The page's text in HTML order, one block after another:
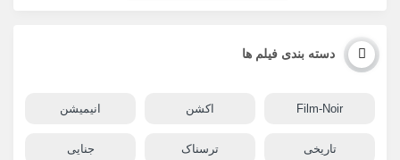
دسته بندی فیلم ها
Film-Noir اکشن انیمیشن
تاریخی ترسناک جنایی